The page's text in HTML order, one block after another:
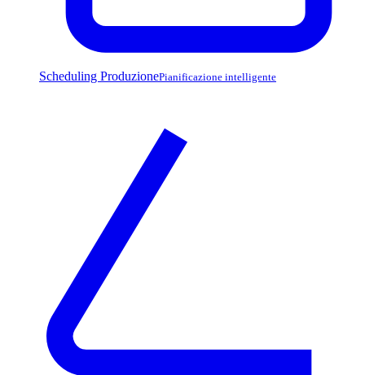
Scheduling ProduzionePianificazione intelligente